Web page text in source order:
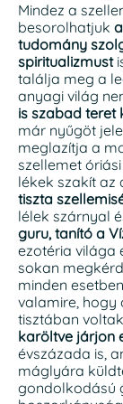
Mindez a
besorolhatjuk
tudomány
spiritualizmust
találja meg a
anyagi világ
is szabad teret
már nyűgöt
meglazítja a
szellemet
lékek szakít az
tiszta
lélek szárnyal
guru, tanító a
ezotéria világa
sokan
minden
valamire, hogy
tisztában
karöltve járjon
évszázada is,
máglyára
gondolkodású